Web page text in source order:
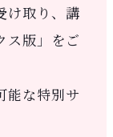
け取り、講
ス版」をご
な特別サ